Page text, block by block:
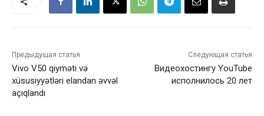
Предыдущая статья
Vivo V50 qiyməti və
xüsusiyyətləri elandan əvvəl
açıqlandı
Следующая статья
Видеохостингу YouTube
исполнилось 20 лет